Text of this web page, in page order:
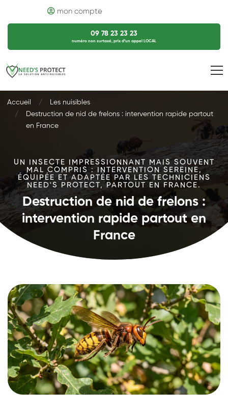
mon compte
09 78 23 23 23
numéro non surtaxé, prix d’un appel LOCAL
Accueil
Les nuisibles
Destruction de nid de frelons : intervention rapide partout
en France
UN INSECTE IMPRESSIONNANT MAIS SOUVENT
MAL COMPRIS : INTERVENTION SEREINE,
ÉQUIPÉE ET ADAPTÉE PAR LES TECHNICIENS
NEED'S PROTECT, PARTOUT EN FRANCE.
Destruction de nid de frelons :
intervention rapide partout en
France